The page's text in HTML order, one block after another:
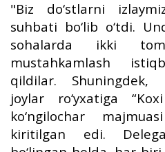
"Biz do‘stlarni
suhbati bo‘lib o‘tdi.
sohalarda ikki
mustahkamlash
qildilar. Shuningdek,
joylar ro‘yxatiga
ko‘ngilochar
kiritilgan edi.